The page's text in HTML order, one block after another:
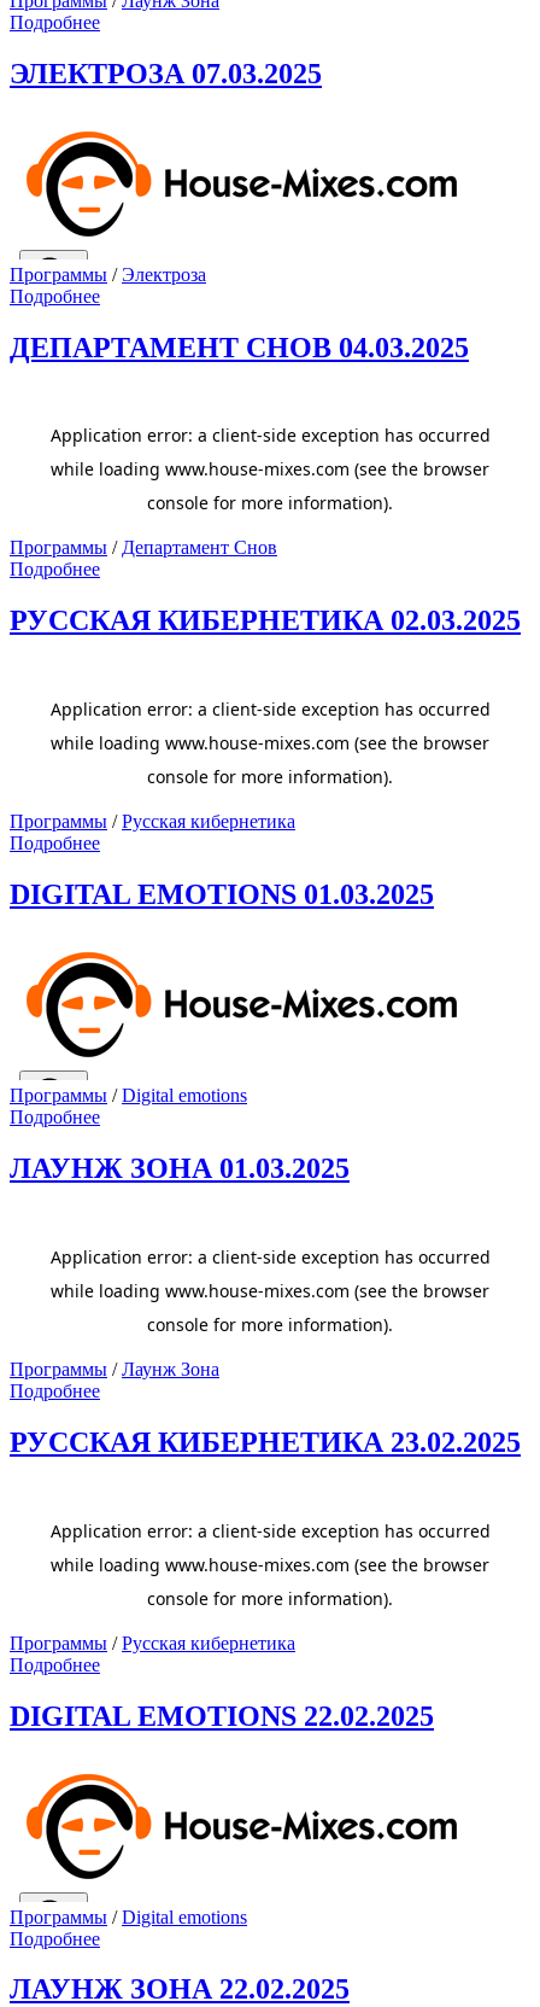
Подробнее
ЭЛЕКТРОЗА 07.03.2025
Программы /Электроза
Подробнее
ДЕПАРТАМЕНТ СНОВ 04.03.2025
Программы /Департамент Снов
Подробнее
РУССКАЯ КИБЕРНЕТИКА 02.03.2025
Программы /Русская кибернетика
Подробнее
DIGITAL EMOTIONS 01.03.2025
Программы /Digital emotions
Подробнее
ЛАУНЖ ЗОНА 01.03.2025
Программы /Лаунж Зона
Подробнее
РУССКАЯ КИБЕРНЕТИКА 23.02.2025
Программы /Русская кибернетика
Подробнее
DIGITAL EMOTIONS 22.02.2025
Программы /Digital emotions
Подробнее
ЛАУНЖ ЗОНА 22.02.2025